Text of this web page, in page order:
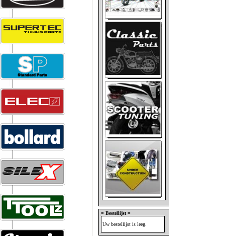
= Bestellijst =
Uw bestellijst is leeg.